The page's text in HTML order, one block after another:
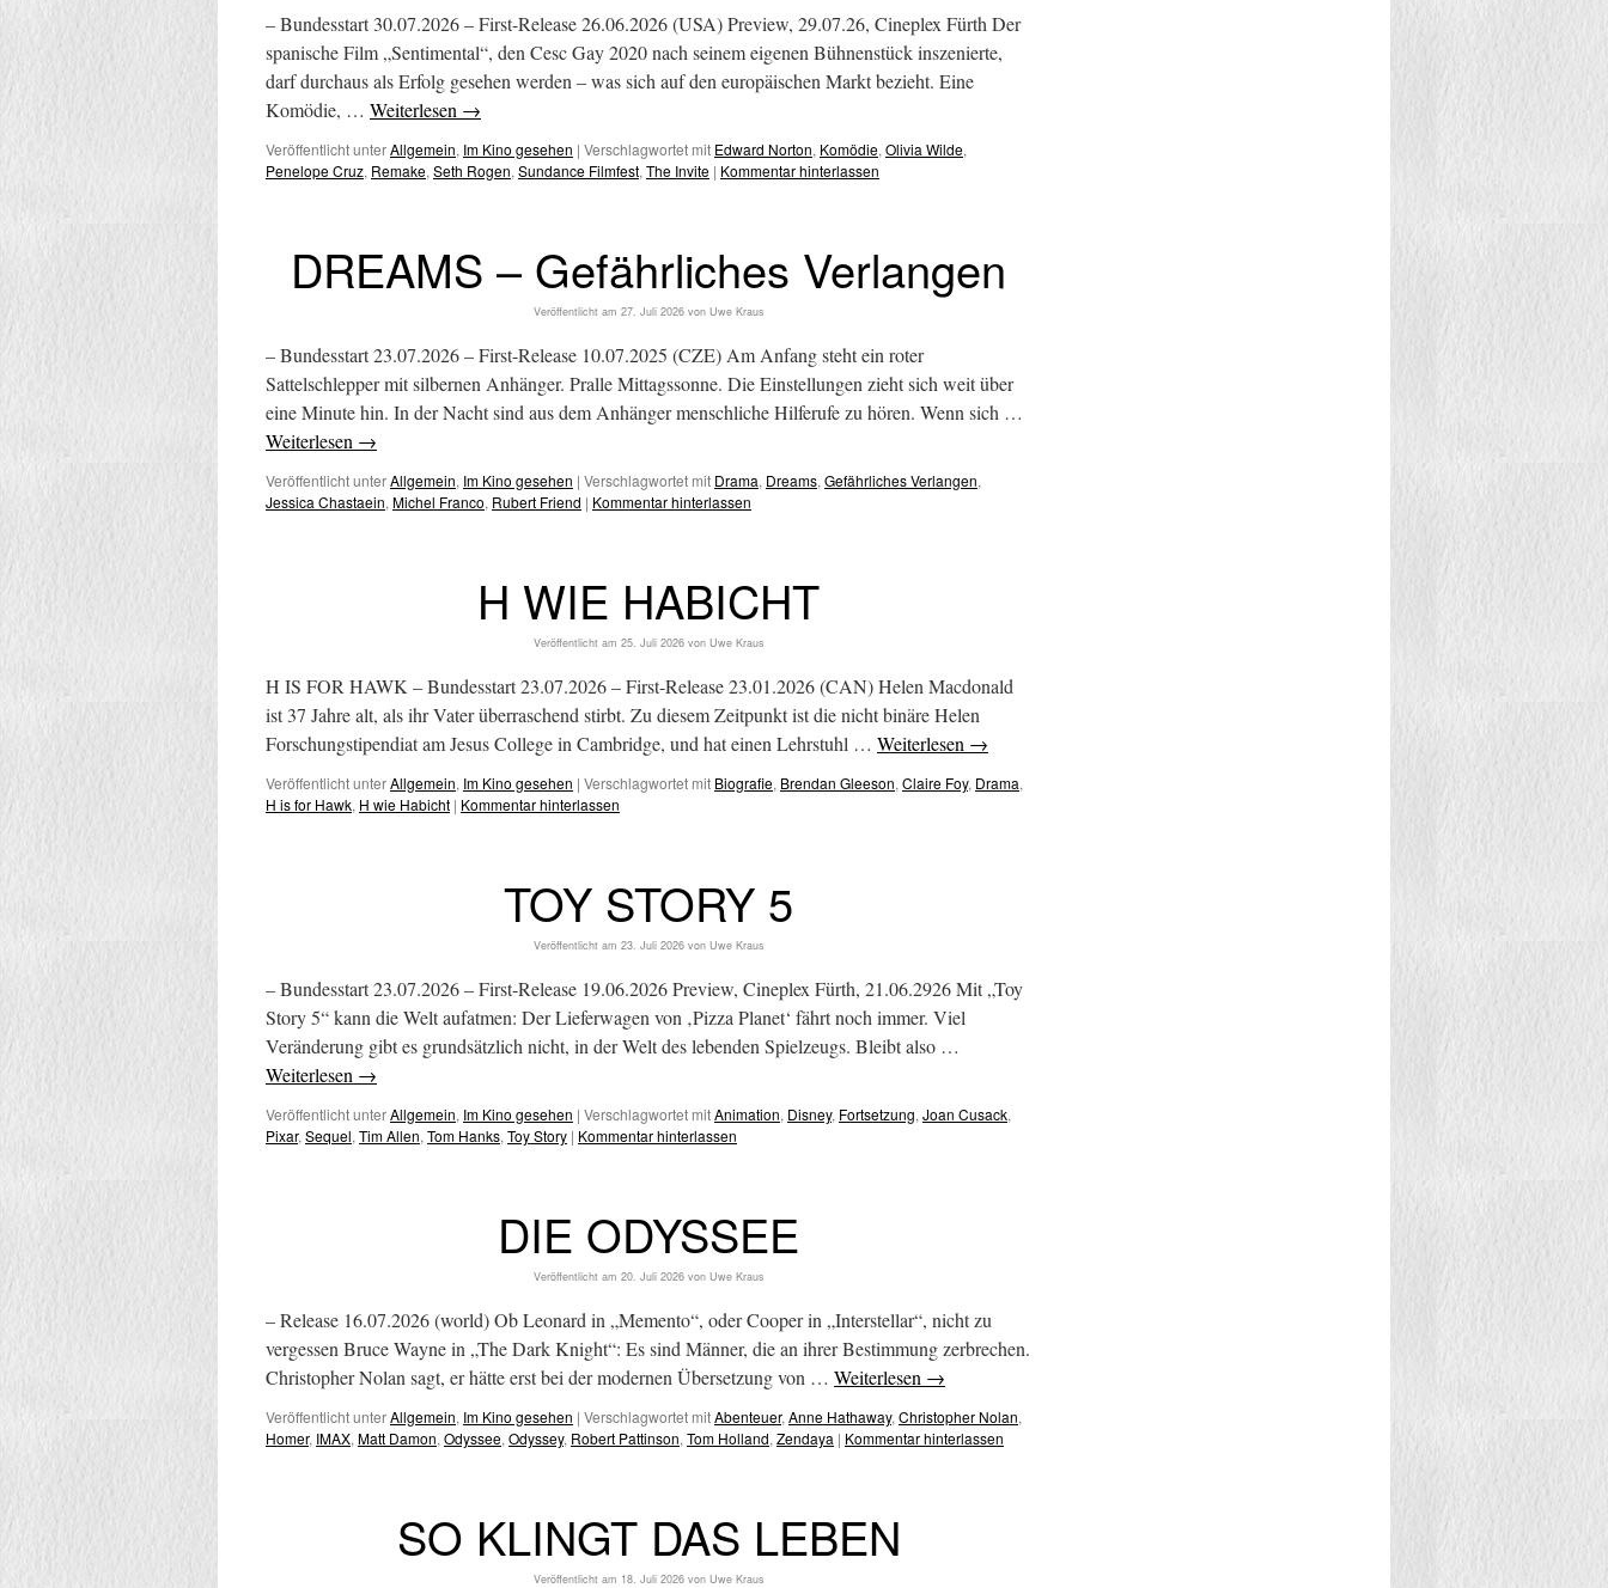
– Bundesstart 30.07.2026 – First-Release 26.06.2026 (USA) Preview, 29.07.26, Cineplex Fürth Der
spanische Film „Sentimental“, den Cesc Gay 2020 nach seinem eigenen Bühnenstück inszenierte,
darf durchaus als Erfolg gesehen werden – was sich auf den europäischen Markt bezieht. Eine
Komödie, … Weiterlesen →
Veröffentlicht unterAllgemein, Im Kino gesehen | Verschlagwortet mit Edward Norton, Komödie, Olivia Wilde,
Penelope Cruz, Remake, Seth Rogen, Sundance Filmfest, The Invite | Kommentar hinterlassen
DREAMS – Gefährliches Verlangen
Veröffentlicht am 27. Juli 2026 von Uwe Kraus
– Bundesstart 23.07.2026 – First-Release 10.07.2025 (CZE) Am Anfang steht ein roter
Sattelschlepper mit silbernen Anhänger. Pralle Mittagssonne. Die Einstellungen zieht sich weit über
eine Minute hin. In der Nacht sind aus dem Anhänger menschliche Hilferufe zu hören. Wenn sich …
Weiterlesen →
Veröffentlicht unterAllgemein, Im Kino gesehen | Verschlagwortet mit Drama, Dreams, Gefährliches Verlangen,
Jessica Chastaein, Michel Franco, Rubert Friend | Kommentar hinterlassen
H WIE HABICHT
Veröffentlicht am 25. Juli 2026 von Uwe Kraus
H IS FOR HAWK – Bundesstart 23.07.2026 – First-Release 23.01.2026 (CAN) Helen Macdonald
ist 37 Jahre alt, als ihr Vater überraschend stirbt. Zu diesem Zeitpunkt ist die nicht binäre Helen
Forschungstipendiat am Jesus College in Cambridge, und hat einen Lehrstuhl … Weiterlesen →
Veröffentlicht unterAllgemein, Im Kino gesehen | Verschlagwortet mit Biografie, Brendan Gleeson, Claire Foy, Drama,
H is for Hawk, H wie Habicht | Kommentar hinterlassen
TOY STORY 5
Veröffentlicht am 23. Juli 2026 von Uwe Kraus
– Bundesstart 23.07.2026 – First-Release 19.06.2026 Preview, Cineplex Fürth, 21.06.2926 Mit „Toy
Story 5“ kann die Welt aufatmen: Der Lieferwagen von ‚Pizza Planet‘ fährt noch immer. Viel
Veränderung gibt es grundsätzlich nicht, in der Welt des lebenden Spielzeugs. Bleibt also …
Weiterlesen →
Veröffentlicht unterAllgemein, Im Kino gesehen | Verschlagwortet mitAnimation, Disney, Fortsetzung, Joan Cusack,
Pixar, Sequel, Tim Allen, Tom Hanks, Toy Story | Kommentar hinterlassen
DIE ODYSSEE
Veröffentlicht am 20. Juli 2026 von Uwe Kraus
– Release 16.07.2026 (world) Ob Leonard in „Memento“, oder Cooper in „Interstellar“, nicht zu
vergessen Bruce Wayne in „The Dark Knight“: Es sind Männer, die an ihrer Bestimmung zerbrechen.
Christopher Nolan sagt, er hätte erst bei der modernen Übersetzung von … Weiterlesen →
Veröffentlicht unterAllgemein, Im Kino gesehen | Verschlagwortet mitAbenteuer, Anne Hathaway, Christopher Nolan,
Homer, IMAX, Matt Damon, Odyssee, Odyssey, Robert Pattinson, Tom Holland, Zendaya | Kommentar hinterlassen
SO KLINGT DAS LEBEN
Veröffentlicht am 18. Juli 2026 von Uwe Kraus